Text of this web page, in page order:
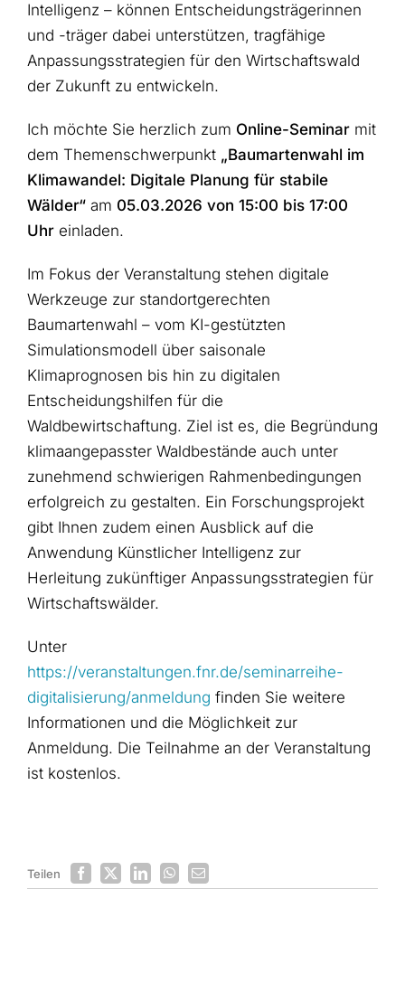
Intelligenz – können Entscheidungsträgerinnen
und -träger dabei unterstützen, tragfähige
Anpassungsstrategien für den Wirtschaftswald
der Zukunft zu entwickeln.
Ich möchte Sie herzlich zum Online-Seminar mit
dem Themenschwerpunkt„Baumartenwahl im
Klimawandel: Digitale Planung für stabile
Wälder“am 05.03.2026 von 15:00 bis 17:00
Uhr einladen.
Im Fokus der Veranstaltung stehen digitale
Werkzeuge zur standortgerechten
Baumartenwahl – vom KI-gestützten
Simulationsmodell über saisonale
Klimaprognosen bis hin zu digitalen
Entscheidungshilfen für die
Waldbewirtschaftung. Ziel ist es, die Begründung
klimaangepasster Waldbestände auch unter
zunehmend schwierigen Rahmenbedingungen
erfolgreich zu gestalten. Ein Forschungsprojekt
gibt Ihnen zudem einen Ausblick auf die
Anwendung Künstlicher Intelligenz zur
Herleitung zukünftiger Anpassungsstrategien für
Wirtschaftswälder.
Unter
https://veranstaltungen.fnr.de/seminarreihe-
digitalisierung/anmeldung finden Sie weitere
Informationen und die Möglichkeit zur
Anmeldung. Die Teilnahme an der Veranstaltung
ist kostenlos.
Teilen